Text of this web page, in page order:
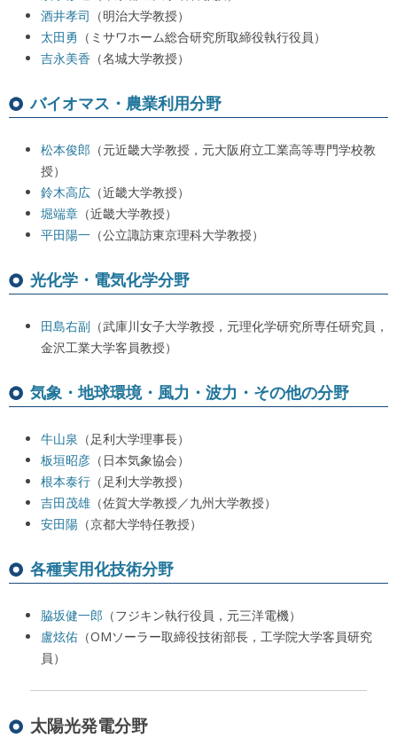
酒井孝司 （明治大学教授）
太田勇 （ミサワホーム総合研究所取締役執行役員）
吉永美香 （名城大学教授）
バイオマス・農業利用分野
松本俊郎 （元近畿大学教授，元大阪府立工業高等専門学校教
授）
鈴木高広 （近畿大学教授）
堀端章 （近畿大学教授）
平田陽一 （公立諏訪東京理科大学教授）
光化学・電気化学分野
田島右副 （武庫川女子大学教授，元理化学研究所専任研究員，
金沢工業大学客員教授）
気象・地球環境・風力・波力・その他の分野
牛山泉 （足利大学理事長）
板垣昭彦 （日本気象協会）
根本泰行 （足利大学教授）
吉田茂雄 （佐賀大学教授／九州大学教授）
安田陽 （京都大学特任教授）
各種実用化技術分野
脇坂健一郎 （フジキン執行役員，元三洋電機）
盧炫佑 （OMソーラー取締役技術部長，工学院大学客員研究
員）
太陽光発電分野